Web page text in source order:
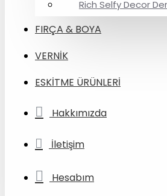
Rich Selfy Decor
FIRÇA & BOYA
VERNİK
ESKİTME ÜRÜNLERİ
Hakkımızda
İletişim
Hesabım